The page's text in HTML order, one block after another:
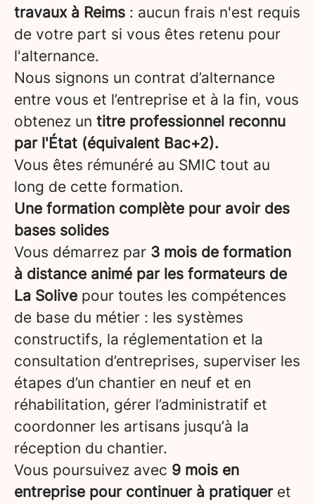
travaux à Reims : aucun frais n'est requis
de votre part si vous êtes retenu pour
l'alternance.
Nous signons un contrat d’alternance
entre vous et l’entreprise et à la fin, vous
obtenez un titre professionnel reconnu
par l'État (équivalent Bac+2).
Vous êtes rémunéré au SMIC tout au
long de cette formation.
Une formation complète pour avoir des
bases solides
Vous démarrez par 3 mois de formation
à distance animé par les formateurs de
La Solive pour toutes les compétences
de base du métier : les systèmes
constructifs, la réglementation et la
consultation d’entreprises, superviser les
étapes d’un chantier en neuf et en
réhabilitation, gérer l’administratif et
coordonner les artisans jusqu’à la
réception du chantier.
Vous poursuivez avec 9 mois en
entreprise pour continuer à pratiqueret